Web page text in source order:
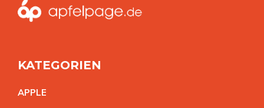
KATEGORIEN
APPLE